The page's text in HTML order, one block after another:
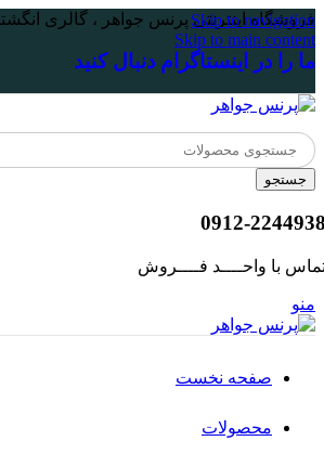
Skip to navigation
Skip to main content
فروشگاه اینترنتی پرنس جواهر ، گالری
ما را در اینستاگرام دنبال کنید
جستجو
0912-
با واحــــد فــــروش
منو
صفحه نخست
محصولات